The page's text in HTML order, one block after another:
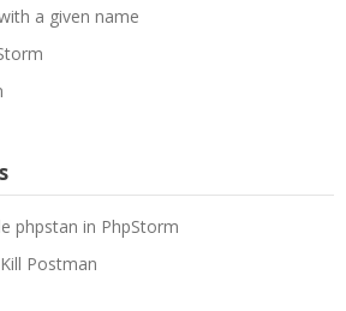
a given name
phpstan in PhpStorm
Kill Postman